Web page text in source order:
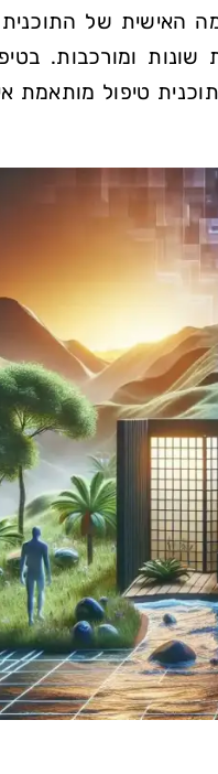
האישית של התוכנית
ומורכבות.
טיפול מותאמת